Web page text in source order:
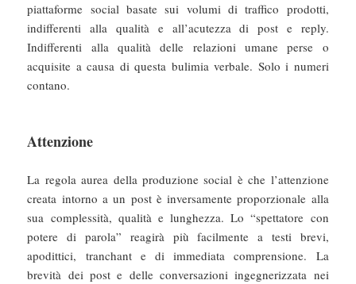
piattaforme social basate sui volumi di traffico prodotti,
indifferenti alla qualità e all’acutezza di post e reply.
Indifferenti alla qualità delle relazioni umane perse o
acquisite a causa di questa bulimia verbale. Solo i numeri
contano.
Attenzione
La regola aurea della produzione social è che l’attenzione
creata intorno a un post è inversamente proporzionale alla
sua complessità, qualità e lunghezza. Lo “spettatore con
potere di parola” reagirà più facilmente a testi brevi,
apodittici, tranchant e di immediata comprensione. La
brevità dei post e delle conversazioni ingegnerizzata nei